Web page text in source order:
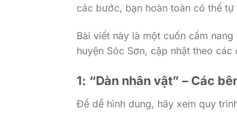
các bước, bạn hoàn toàn có thể
Bài viết này là một cuốn cẩm
huyện Sóc Sơn, cập nhật theo
1: “Dàn nhân vật” – Các
Để dễ hình dung, hãy xem quy